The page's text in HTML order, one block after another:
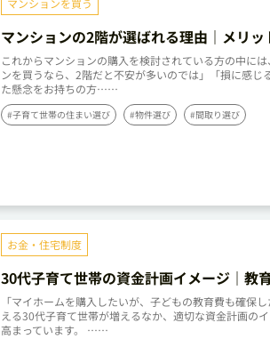
マンションを買う
マンションの2階が選ばれる理由｜メリ
ントを解説
これからマンションの購入を検討されている方の中に
ンを買うなら、2階だと不安が多いのでは」「損に感じ
た懸念をお持ちの方……
#子育て世帯の住まい選び #物件選び #間取り選び
お金・住宅制度
30代子育て世帯の資金計画イメージ｜教
を両立
「マイホームを購入したいが、子どもの教育費も確保
える30代子育て世帯が増えるなか、適切な資金計画の
高まっています。 ……